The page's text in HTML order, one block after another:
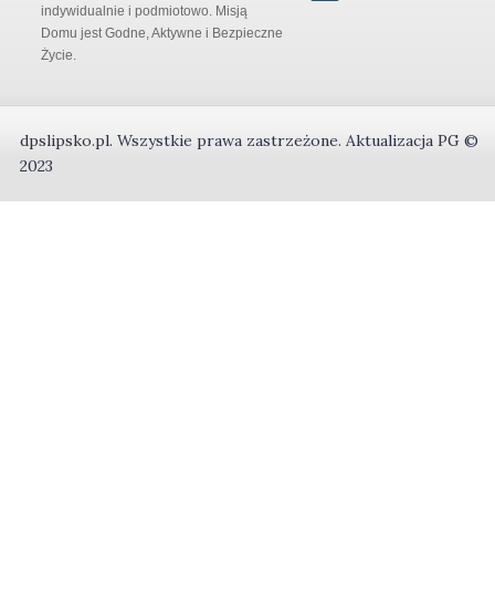
indywidualnie i podmiotowo. Misją
Domu jest Godne, Aktywne i Bezpieczne
Życie.
dpslipsko.pl. Wszystkie prawa zastrzeżone. Aktualizacja PG ©
2023